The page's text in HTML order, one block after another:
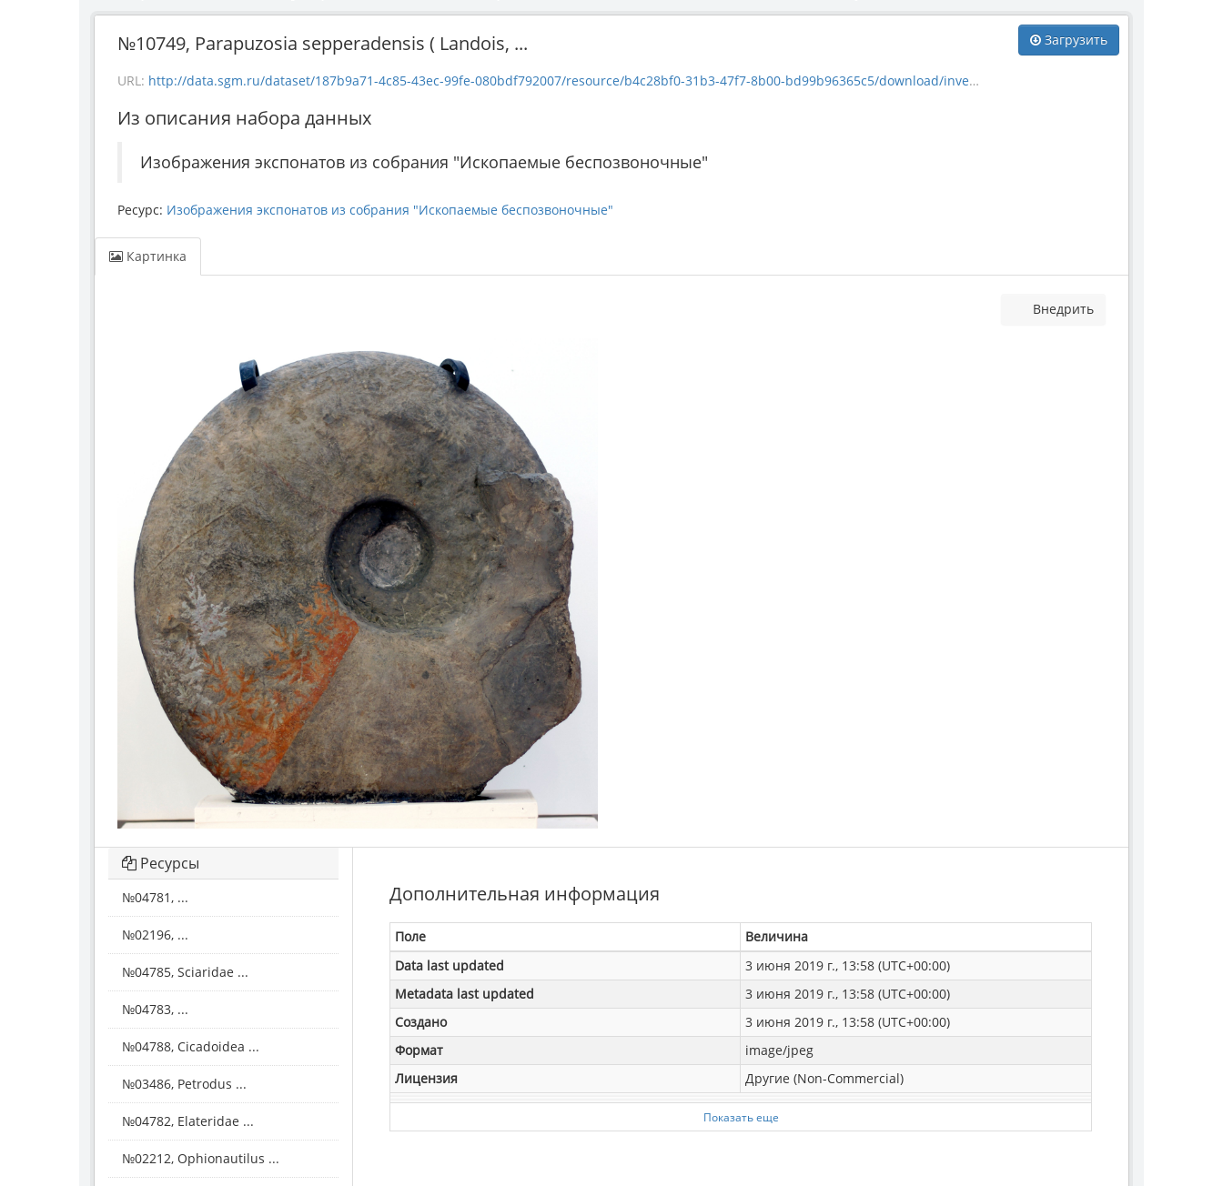
Загрузить
№10749, Parapuzosia sepperadensis ( Landois, ...
URL: http://data.sgm.ru/dataset/187b9a71-4c85-43ec-99fe-080bdf792007/resource/b4c28bf0-31b3-47f7-8b00-bd99b96365c5/download/invertebrate_10749.jpg
Из описания набора данных
Изображения экспонатов из собрания "Ископаемые беспозвоночные"
Ресурс: Изображения экспонатов из собрания "Ископаемые беспозвоночные"
Картинка
Внедрить
Дополнительная информация
Поле
Величина
Data last updated
3 июня 2019 г., 13:58 (UTC+00:00)
Metadata last updated
3 июня 2019 г., 13:58 (UTC+00:00)
Создано
3 июня 2019 г., 13:58 (UTC+00:00)
Формат
image/jpeg
Лицензия
Другие (Non-Commercial)
Показать еще
Ресурсы
№04781, ...
№02196, ...
№04785, Sciaridae ...
№04783, ...
№04788, Cicadoidea ...
№03486, Petrodus ...
№04782, Elateridae ...
№02212, Ophionautilus ...